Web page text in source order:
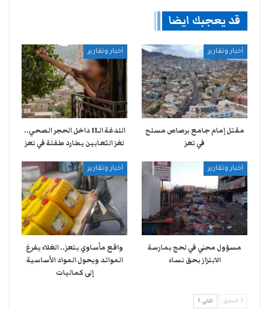
قد يعجبك ايضا
أخبار وتقارير
مقتل إمام جامع برصاص مسلح
في تعز
أخبار وتقارير
اللدغة الـ11 داخل الحجر الصحي..
لغز الثعابين يطارد طفلة في تعز
أخبار وتقارير
مسؤول محلي في لحج بمارسة
الابتزاز بحق نساء
أخبار وتقارير
واقع مأساوي بتعز.. الغلاء يفرغ
الموائد ويحول المواد الأساسية
إلى كماليات
السابق التالي